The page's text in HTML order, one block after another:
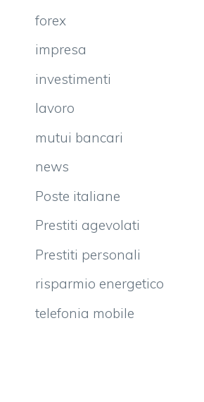
forex
impresa
investimenti
lavoro
mutui bancari
news
Poste italiane
Prestiti agevolati
Prestiti personali
risparmio energetico
telefonia mobile